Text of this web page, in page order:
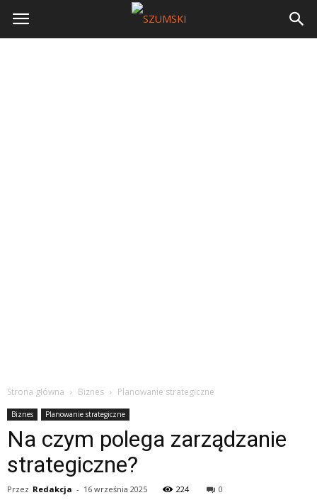
Strona główna Biznes Planowanie strategiczne
Biznes Planowanie strategiczne
Na czym polega zarządzanie
strategiczne?
Przez Redakcja - 16 września 2025 224 0